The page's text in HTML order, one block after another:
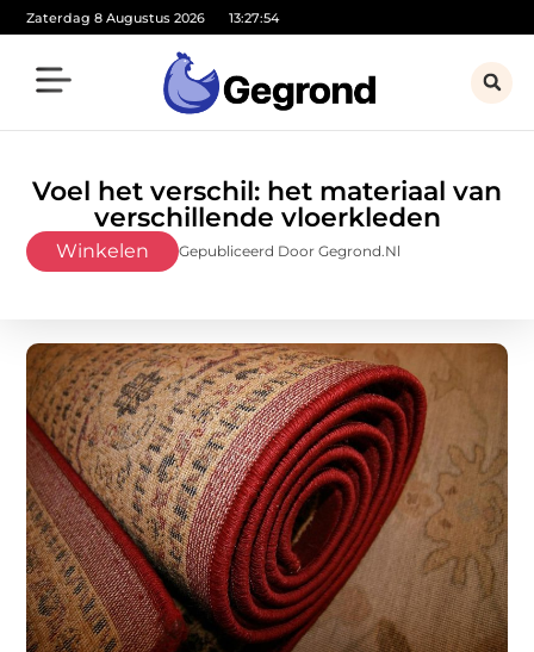
Zaterdag 8 Augustus 2026 13:27:55
Voel het verschil: het materiaal van
verschillende vloerkleden
Winkelen Gepubliceerd Door Gegrond.nl